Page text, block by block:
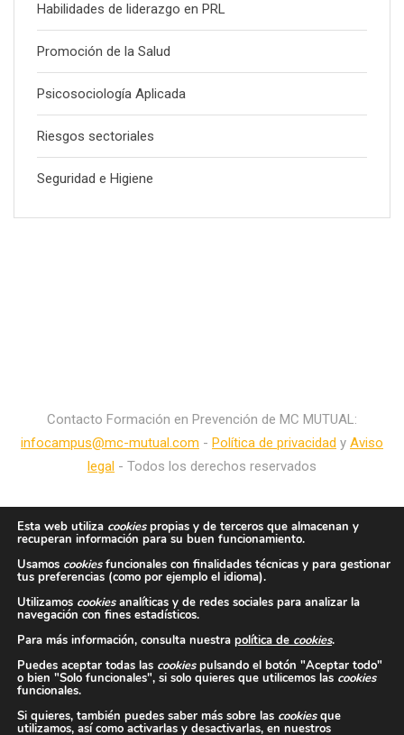
Habilidades de liderazgo en PRL
Promoción de la Salud
Psicosociología Aplicada
Riesgos sectoriales
Seguridad e Higiene
Contacto Formación en Prevención de MC MUTUAL:
infocampus@mc-mutual.com - Política de privacidad y Aviso
legal - Todos los derechos reservados
Esta web utiliza cookiespropias y de terceros que almacenan y
recuperan información para su buen funcionamiento.
Usamos cookiesfuncionales con finalidades técnicas y para gestionar
tus preferencias (como por ejemplo el idioma).
Utilizamos cookiesanalíticas y de redes sociales para analizar la
navegación con fines estadísticos.
Para más información, consulta nuestra política de cookies.
Puedes aceptar todas las cookiespulsando el botón "Aceptar todo"
o bien "Solo funcionales", si solo quieres que utilicemos las cookies
funcionales.
Si quieres, también puedes saber más sobre las cookiesque
utilizamos, así como activarlas y desactivarlas, en nuestros